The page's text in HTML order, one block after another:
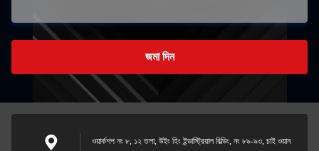
জমা দিন
ওয়ার্কশপ নং ৮, ১২ তলা, উইং হিং ইন্ডাস্ট্রিয়াল বিল্ডিং, নং ৮৯-৯৩, চাই ওয়ান